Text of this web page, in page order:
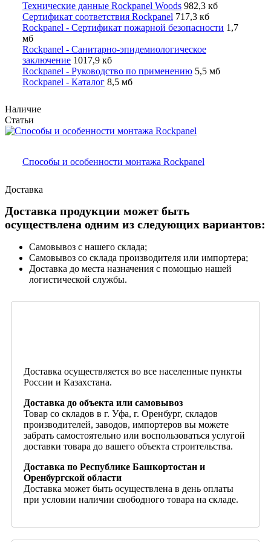
Технические данные Rockpanel Woods 982,3 кб
Сертификат соответствия Rockpanel 717,3 кб
Rockpanel - Сертификат пожарной безопасности 1,7
мб
Rockpanel - Санитарно-эпидемиологическое
заключение 1017,9 кб
Rockpanel - Руководство по применению 5,5 мб
Rockpanel - Каталог 8,5 мб
Наличие
Статьи
Способы и особенности монтажа Rockpanel
Доставка
Доставка продукции может быть
осуществлена одним из следующих вариантов:
Самовывоз с нашего склада;
Самовывоз со склада производителя или импортера;
Доставка до места назначения с помощью нашей
логистической службы.
Доставка осуществляется во все населенные пункты
России и Казахстана.
Доставка до объекта или самовывоз
Товар со складов в г. Уфа, г. Оренбург, складов
производителей, заводов, импортеров вы можете
забрать самостоятельно или воспользоваться услугой
доставки товара до вашего объекта строительства.
Доставка по Республике Башкортостан и
Оренбургской области
Доставка может быть осуществлена в день оплаты
при условии наличии свободного товара на складе.